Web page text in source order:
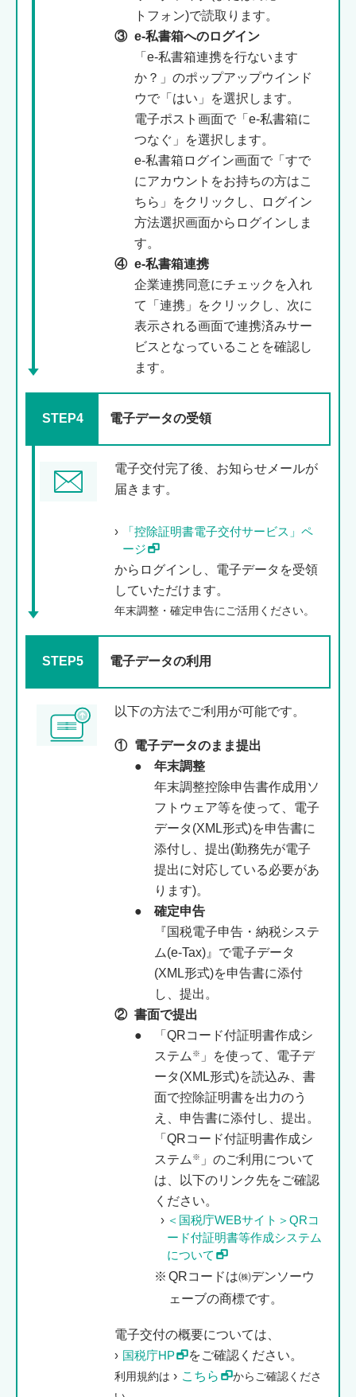
トフォン)で読取ります。
③ e-私書箱へのログイン
「e-私書箱連携を行ないます
か？」のポップアップウインド
ウで「はい」を選択します。
電子ポスト画面で「e-私書箱に
つなぐ」を選択します。
e-私書箱ログイン画面で「すで
にアカウントをお持ちの方はこ
ちら」をクリックし、ログイン
方法選択画面からログインしま
す。
④ e-私書箱連携
企業連携同意にチェックを入れ
て「連携」をクリックし、次に
表示される画面で連携済みサー
ビスとなっていることを確認し
ます。
STEP4 電子データの受領
電子交付完了後、お知らせメールが
届きます。
「控除証明書電子交付サービス」ペ
ージ
からログインし、電子データを受領
していただけます。
年末調整・確定申告にご活用ください。
STEP5 電子データの利用
以下の方法でご利用が可能です。
① 電子データのまま提出
●
年末調整
年末調整控除申告書作成用ソ
フトウェア等を使って、電子
データ(XML形式)を申告書に
添付し、提出(勤務先が電子
提出に対応している必要があ
ります)。
●
確定申告
『国税電子申告・納税システ
ム(e-Tax)』で電子データ
(XML形式)を申告書に添付
し、提出。
② 書面で提出
「QRコード付証明書作成シ
ステム※
」を使って、電子デ
ータ(XML形式)を読込み、書
面で控除証明書を出力のう
え、申告書に添付し、提出。
「QRコード付証明書作成シ
ステム※
」のご利用について
は、以下のリンク先をご確認
ください。
＜国税庁WEBサイト＞QRコ
ード付証明書等作成システム
について
※ QRコードは㈱デンソーウ
ェーブの商標です。
電子交付の概要については、
国税庁HP
をご確認ください。
利用規約は こちら
からご確認くださ